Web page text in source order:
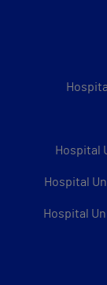
Hospital
Hospital
Hospital